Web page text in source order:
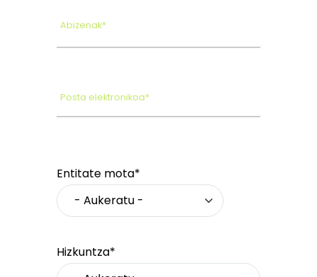
Abizenak*
Posta elektronikoa*
Entitate mota*
Hizkuntza*